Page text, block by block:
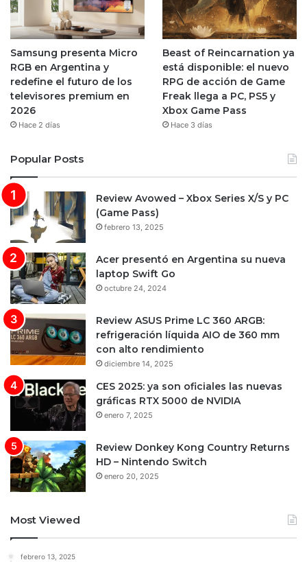
Samsung presenta Micro
RGB en Argentina y
redefine el futuro de los
televisores premium en
2026
Hace 2 días
Beast of Reincarnation ya
está disponible: el nuevo
RPG de acción de Game
Freak llega a PC, PS5 y
Xbox Game Pass
Hace 3 días
Popular Posts
Review Avowed – Xbox Series X/S y PC
(Game Pass)
febrero 13, 2025
Acer presentó en Argentina su nueva
laptop Swift Go
octubre 24, 2024
Review ASUS Prime LC 360 ARGB:
refrigeración líquida AIO de 360 mm
con alto rendimiento
diciembre 14, 2025
CES 2025: ya son oficiales las nuevas
gráficas RTX 5000 de NVIDIA
enero 7, 2025
Review Donkey Kong Country Returns
HD – Nintendo Switch
enero 20, 2025
Most Viewed
febrero 13, 2025